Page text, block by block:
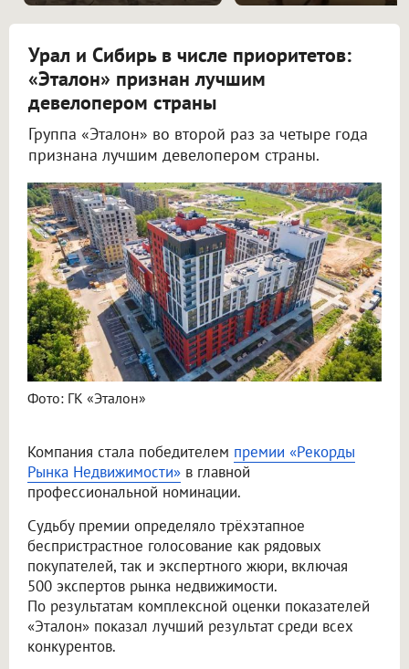
Урал и Сибирь в числе приоритетов:
«Эталон» признан лучшим
девелопером страны
Группа «Эталон» во второй раз за четыре года
признана лучшим девелопером страны.
Фото: ГК «Эталон»
Компания стала победителем премии «Рекорды
Рынка Недвижимости» в главной
профессиональной номинации.
Судьбу премии определяло трёхэтапное
беспристрастное голосование как рядовых
покупателей, так и экспертного жюри, включая
500 экспертов рынка недвижимости.
По результатам комплексной оценки показателей
«Эталон» показал лучший результат среди всех
конкурентов.